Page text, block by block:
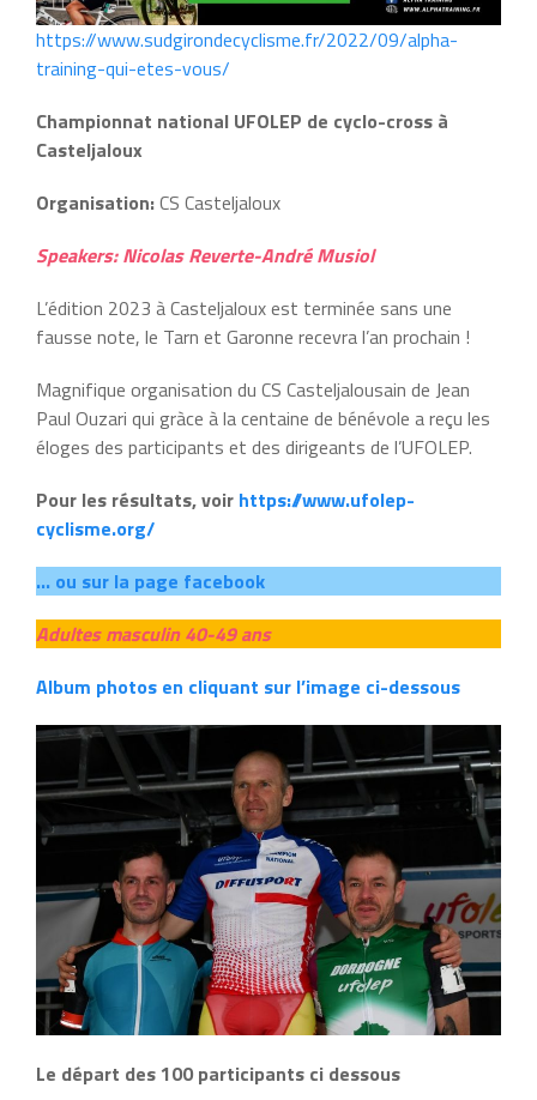
https://www.sudgirondecyclisme.fr/2022/09/alpha-
training-qui-etes-vous/
Championnat national UFOLEP de cyclo-cross à
Casteljaloux
Organisation:CS Casteljaloux
Speakers: Nicolas Reverte-André Musiol
L’édition 2023 à Casteljaloux est terminée sans une
fausse note, le Tarn et Garonne recevra l’an prochain !
Magnifique organisation du CS Casteljalousain de Jean
Paul Ouzari qui gràce à la centaine de bénévole a reçu les
éloges des participants et des dirigeants de l’UFOLEP.
Pour les résultats, voir https://www.ufolep-
cyclisme.org/
… ou sur la page facebook
Adultes masculin 40-49 ans
Album photos en cliquant sur l’image ci-dessous
Le départ des 100 participants ci dessous